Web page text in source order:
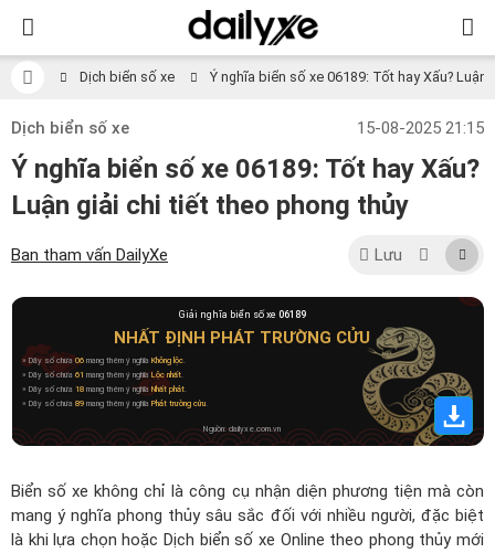
Dịch biển số xe Ý nghĩa biển số xe 06189: Tốt hay Xấu?
Dịch biển số xe 15-08-2025 21:15
Ý nghĩa biển số xe 06189: Tốt hay Xấu?
Luận giải chi tiết theo phong thủy
Ban tham vấn DailyXe Lưu
Giải nghĩa biển số xe 06189
NHẤT ĐỊNH PHÁT TRƯỜNG CỬU
» Dãy số chứa06 mang thêm ý nghĩa Không lộc.
» Dãy số chứa 61 mang thêm ý nghĩaLộc nhất.
» Dãy số chứa 18 mang thêm ý nghĩaNhất phát.
» Dãy số chứa 89 mang thêm ý nghĩa Phát trường cửu.
Nguồn: dailyxe.com.vn
Biển số xe không chỉ là công cụ nhận diện phương tiện mà còn
mang ý nghĩa phong thủy sâu sắc đối với nhiều người, đặc biệt
là khi lựa chọn hoặcDịch biển số xe Online theo phong thủy mới